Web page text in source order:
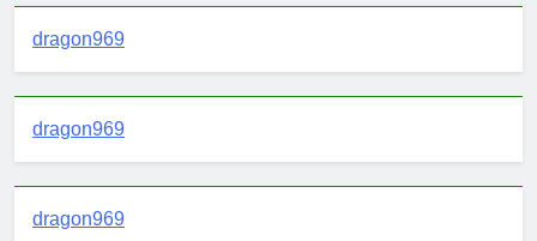
dragon969
dragon969
dragon969